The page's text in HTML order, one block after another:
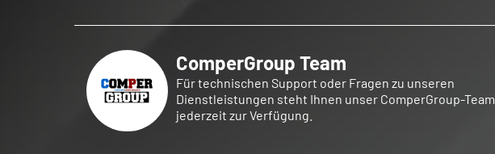
ComperGroup Team
Für technischen Support oder Fragen zu unseren
Dienstleistungen steht Ihnen unser ComperGroup-Team
jederzeit zur Verfügung.